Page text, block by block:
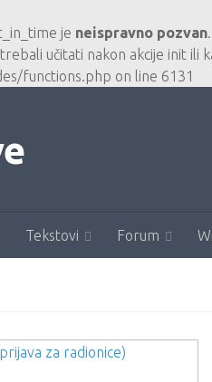
je neispravno pozvan
učitati nakon akcije init ili
functions.php on line 6131
Tekstovi Forum